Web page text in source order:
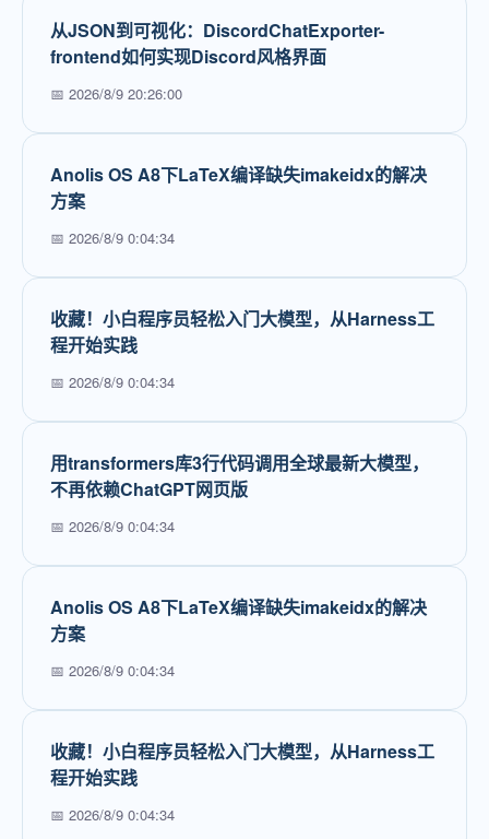
从JSON到可视化：DiscordChatExporter-
frontend如何实现Discord风格界面
📅 2026/8/9 20:26:00
Anolis OS A8下LaTeX编译缺失imakeidx的解决
方案
📅 2026/8/9 0:04:34
收藏！小白程序员轻松入门大模型，从Harness工
程开始实践
📅 2026/8/9 0:04:34
用transformers库3行代码调用全球最新大模型，
不再依赖ChatGPT网页版
📅 2026/8/9 0:04:34
Anolis OS A8下LaTeX编译缺失imakeidx的解决
方案
📅 2026/8/9 0:04:34
收藏！小白程序员轻松入门大模型，从Harness工
程开始实践
📅 2026/8/9 0:04:34